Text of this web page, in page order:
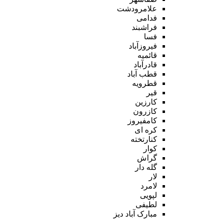
علامرودشت
فدامی
فراشبند
فسا
فیروزآباد
قائمیه
قادرآباد
قطب آباد
قطرویه
قیر
کارزین
کازرون
کامفیروز
کره ای
کنارتخته
کوار
گراش
گله دار
لار
لامرد
لپویی
لطیفی
مبارک آباد دیز